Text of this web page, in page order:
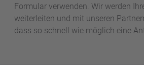
Formular verwenden. Wir werden
weiterleiten und mit unseren
dass so schnell wie möglich eine